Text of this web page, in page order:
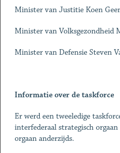
Minister van Justitie Koen
Minister van Volksgezondheid
Minister van Defensie Steven
Informatie over de taskforce
Er werd een tweeledige
interfederaal strategisch
orgaan anderzijds.